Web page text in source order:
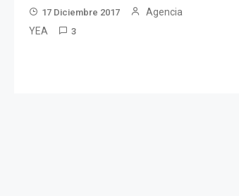
17 Diciembre 2017
Agencia
YEA
3